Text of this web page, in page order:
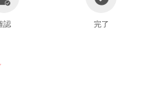
認 完了